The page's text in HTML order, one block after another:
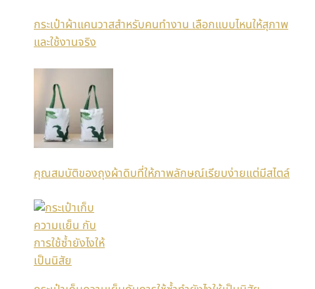
กระเป๋าผ้าแคนวาสสำหรับคนทำงาน เลือกแบบไหนให้สุภาพ
และใช้งานจริง
คุณสมบัติของถุงผ้าดิบที่ให้ภาพลักษณ์เรียบง่ายแต่มีสไตล์